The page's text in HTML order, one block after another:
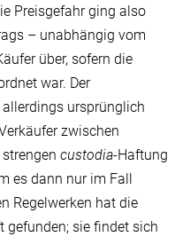
Preisgefahr ging also
– unabhängig vom
über, sofern die
war. Der
ursprünglich
zwischen
strengencustodia-Haftung
es dann nur im Fall
Regelwerken hat die
gefunden; sie findet sich